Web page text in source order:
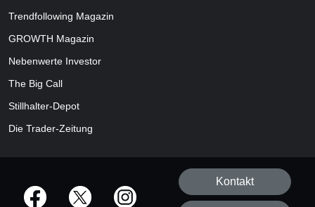
Trendfollowing Magazin
GROWTH Magazin
Nebenwerte Investor
The Big Call
Stillhalter-Depot
Die Trader-Zeitung
offizielle Social Media-Accounts
Kontakt